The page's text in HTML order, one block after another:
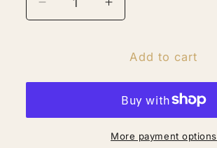
Decrease
quantity
Regeneración
de
Increase
quantity
Oxyprolane®
Regeneración
de
la
Add to cart
More payment options